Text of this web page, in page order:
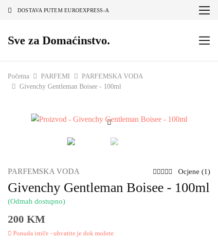
DOSTAVA PUTEM EUROEXPRESS-A
Sve za Domaćinstvo.
Početna PARFEMI
PARFEMSKA VODA
Givenchy Gentleman Boisee - 100ml
PARFEMSKA VODA Ocjene (1)
Givenchy Gentleman Boisee - 100ml
(Odmah dostupno)
200 KM
Ponuda ističe - uhvatite je dok možete